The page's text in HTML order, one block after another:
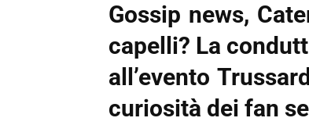
Gossip news,
capelli? La
all’evento
curiosità dei fan